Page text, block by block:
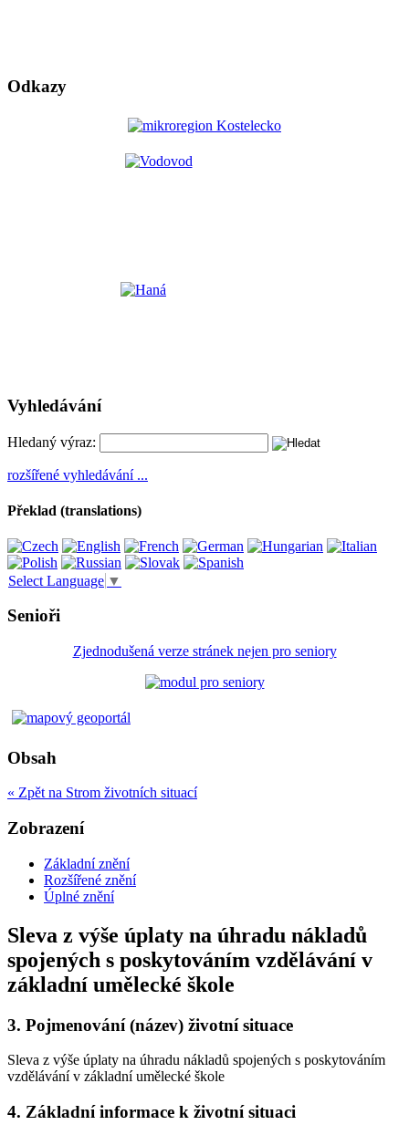
Odkazy
Vyhledávání
Hledaný výraz:
rozšířené vyhledávání ...
Překlad (translations)
Select Language ▼
Senioři
Zjednodušená verze stránek nejen pro seniory
Obsah
« Zpět na Strom životních situací
Zobrazení
Základní znění
Rozšířené znění
Úplné znění
Sleva z výše úplaty na úhradu nákladů
spojených s poskytováním vzdělávání v
základní umělecké škole
3. Pojmenování (název) životní situace
Sleva z výše úplaty na úhradu nákladů spojených s poskytováním
vzdělávání v základní umělecké škole
4. Základní informace k životní situaci